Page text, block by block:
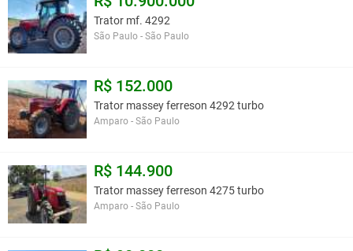
Trator mf. 4292
São Paulo - São Paulo
R$ 152.000
Trator massey ferreson 4292 turbo
Amparo - São Paulo
R$ 144.900
Trator massey ferreson 4275 turbo
Amparo - São Paulo